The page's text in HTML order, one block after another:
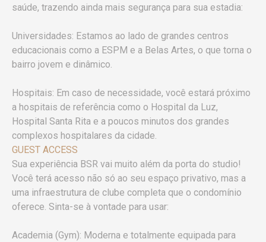
saúde, trazendo ainda mais segurança para sua estadia:
Universidades: Estamos ao lado de grandes centros
educacionais como a ESPM e a Belas Artes, o que torna o
bairro jovem e dinâmico.
Hospitais: Em caso de necessidade, você estará próximo
a hospitais de referência como o Hospital da Luz,
Hospital Santa Rita e a poucos minutos dos grandes
complexos hospitalares da cidade.
GUEST ACCESS
Sua experiência BSR vai muito além da porta do studio!
Você terá acesso não só ao seu espaço privativo, mas a
uma infraestrutura de clube completa que o condomínio
oferece. Sinta-se à vontade para usar:
Academia (Gym): Moderna e totalmente equipada para